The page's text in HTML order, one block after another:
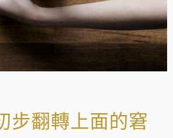
步翻轉上面的窘